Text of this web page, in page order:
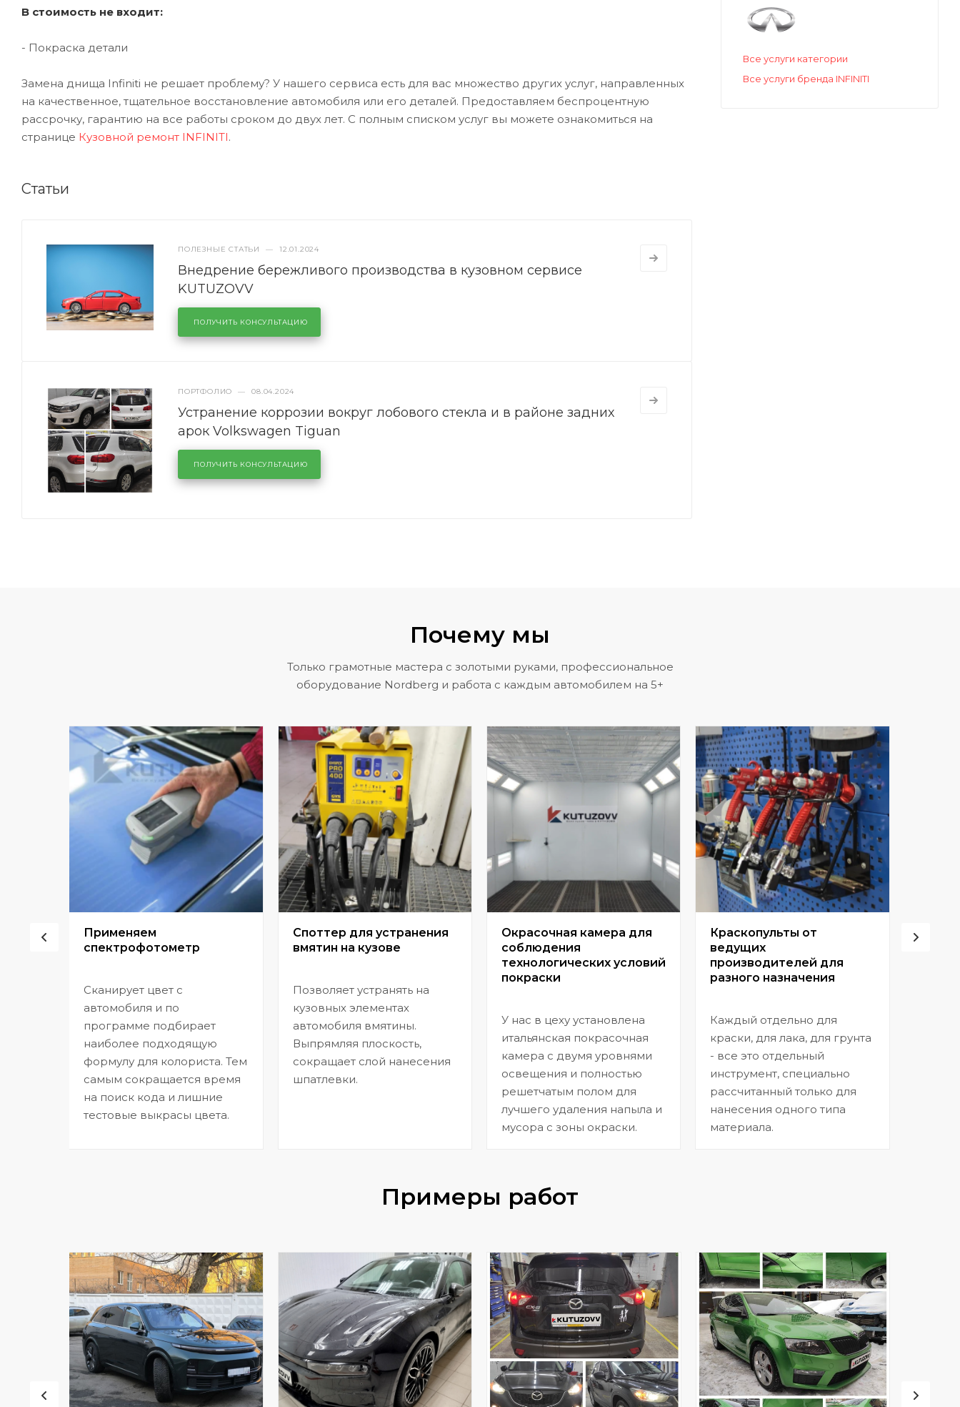
В стоимость не входит:
- Покраска детали
Замена днища Infiniti не решает проблему? У нашего сервиса есть для вас множество других услуг, направленных
на качественное, тщательное восстановление автомобиля или его деталей. Предоставляем беспроцентную
рассрочку, гарантию на все работы сроком до двух лет. С полным списком услуг вы можете ознакомиться на
странице Кузовной ремонт INFINITI.
Статьи
ПОЛЕЗНЫЕ СТАТЬИ — 12.01.2024
Внедрение бережливого производства в кузовном сервисе
KUTUZOVV
ПОЛУЧИТЬ КОНСУЛЬТАЦИЮ
ПОРТФОЛИО — 08.04.2024
Устранение коррозии вокруг лобового стекла и в районе задних
арок Volkswagen Tiguan
ПОЛУЧИТЬ КОНСУЛЬТАЦИЮ
Все услуги категории
Все услуги бренда INFINITI
Почему мы
Только грамотные мастера с золотыми руками, профессиональное
оборудование Nordberg и работа с каждым автомобилем на 5+
Применяем
спектрофотометр
Сканирует цвет с
автомобиля и по
программе подбирает
наиболее подходящую
формулу для колориста. Тем
самым сокращается время
на поиск кода и лишние
тестовые выкрасы цвета.
Споттер для устранения
вмятин на кузове
Позволяет устранять на
кузовных элементах
автомобиля вмятины.
Выпрямляя плоскость,
сокращает слой нанесения
шпатлевки.
Окрасочная камера для
соблюдения
технологических условий
покраски
У нас в цеху установлена
итальянская покрасочная
камера с двумя уровнями
освещения и полностью
решетчатым полом для
лучшего удаления напыла и
мусора с зоны окраски.
Краскопульты от
ведущих
производителей для
разного назначения
Каждый отдельно для
краски, для лака, для грунта
- все это отдельный
инструмент, специально
рассчитанный только для
нанесения одного типа
материала.
Примеры работ